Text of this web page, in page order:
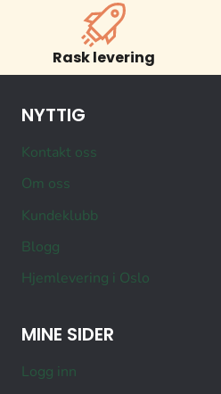
Rask levering
NYTTIG
Kontakt oss
Om oss
Kundeklubb
Blogg
Hjemlevering i Oslo
MINE SIDER
Logg inn